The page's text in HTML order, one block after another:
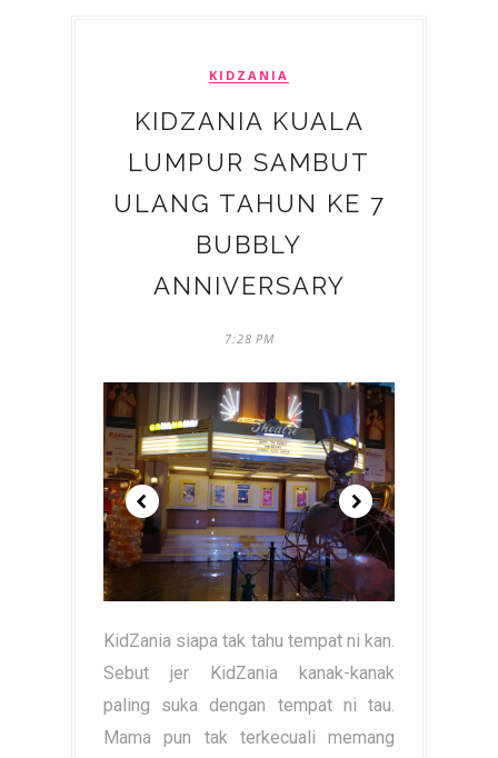
KIDZANIA
KIDZANIA KUALA
LUMPUR SAMBUT
ULANG TAHUN KE 7
BUBBLY
ANNIVERSARY
7:28 PM
KidZania siapa tak tahu tempat ni kan.
Sebut jer KidZania kanak-kanak
paling suka dengan tempat ni tau.
Mama pun tak terkecuali memang